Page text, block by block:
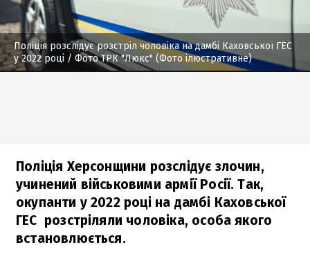
Поліція розслідує розстріл чоловіка на дамбі Каховської ГЕС
у 2022 році / Фото ТРК "Люкс" (Фото ілюстративне)
Поліція Херсонщини розслідує злочин,
учинений військовими армії Росії. Так,
окупанти у 2022 році на дамбі Каховської
ГЕС розстріляли чоловіка, особа якого
встановлюється.